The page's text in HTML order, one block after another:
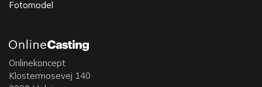
Fotomodel
Onlinekoncept
Klostermosevej 140